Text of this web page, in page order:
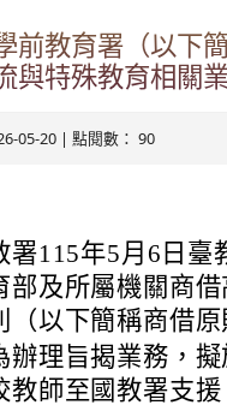
前教育署（以下
與特殊教育相關
05-20 | 點閱數： 90
署115年5月6日臺
部及所屬機關商
（以下簡稱商借原
辦理旨揭業務，
教師至國教署支